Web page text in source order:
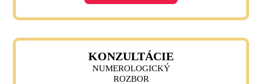
KONZULTÁCIE
NUMEROLOGICKÝ
ROZBOR